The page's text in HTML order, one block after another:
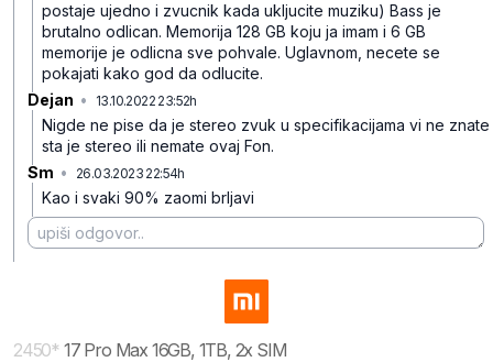
postaje ujedno i zvucnik kada ukljucite muziku) Bass je
brutalno odlican. Memorija 128 GB koju ja imam i 6 GB
memorije je odlicna sve pohvale. Uglavnom, necete se
pokajati kako god da odlucite.
Dejan • 13.10.2022 23:52h
Nigde ne pise da je stereo zvuk u specifikacijama vi ne znate
sta je stereo ili nemate ovaj Fon.
Sm • 26.03.2023 22:54h
Kao i svaki 90% zaomi brljavi
2450* 17 Pro Max 16GB, 1TB, 2x SIM